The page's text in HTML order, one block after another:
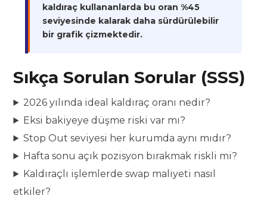
kaldıraç kullananlarda bu oran %45
seviyesinde kalarak daha sürdürülebilir
bir grafik çizmektedir.
Sıkça Sorulan Sorular (SSS)
2026 yılında ideal kaldıraç oranı nedir?
Eksi bakiyeye düşme riski var mı?
Stop Out seviyesi her kurumda aynı mıdır?
Hafta sonu açık pozisyon bırakmak riskli mi?
Kaldıraçlı işlemlerde swap maliyeti nasıl
etkiler?